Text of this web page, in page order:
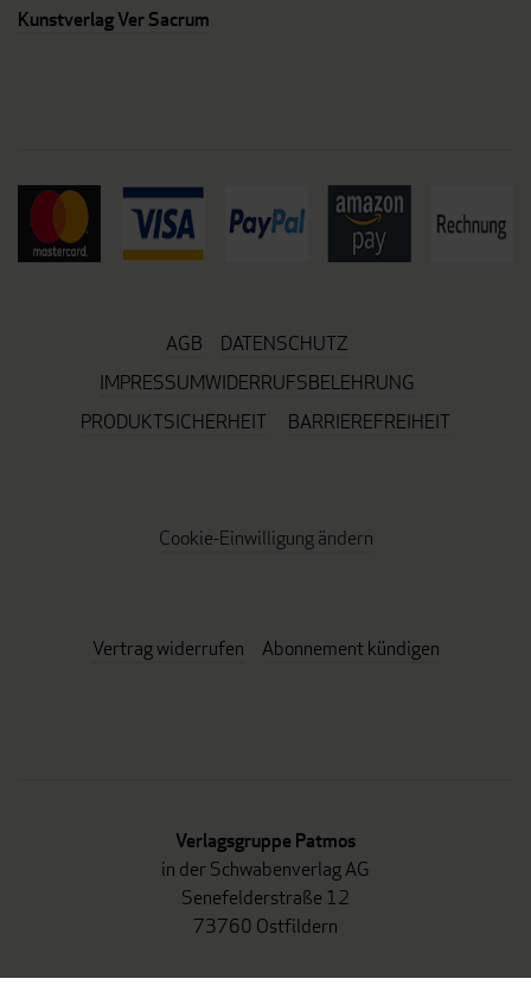
Kunstverlag Ver Sacrum
AGB
DATENSCHUTZ
IMPRESSUMWIDERRUFSBELEHRUNG
PRODUKTSICHERHEIT
BARRIEREFREIHEIT
Cookie-Einwilligung ändern
Vertrag widerrufen Abonnement kündigen
Verlagsgruppe Patmos
in der Schwabenverlag AG
Senefelderstraße 12
73760 Ostfildern